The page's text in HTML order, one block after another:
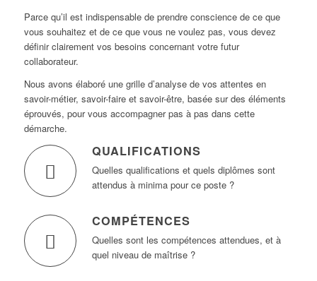
Parce qu’il est indispensable de prendre conscience de ce que
vous souhaitez et de ce que vous ne voulez pas, vous devez
définir clairement vos besoins concernant votre futur
collaborateur.
Nous avons élaboré une grille d’analyse de vos attentes en
savoir-métier, savoir-faire et savoir-être, basée sur des éléments
éprouvés, pour vous accompagner pas à pas dans cette
démarche.
QUALIFICATIONS
Quelles qualifications et quels diplômes sont
attendus à minima pour ce poste ?
COMPÉTENCES
Quelles sont les compétences attendues, et à
quel niveau de maîtrise ?